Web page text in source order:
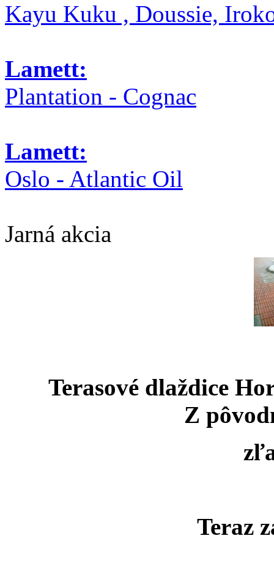
Kayu Kuku , Doussie,
Lamett:
Plantation - Cognac
Lamett:
Oslo - Atlantic Oil
Jarná akcia
Terasové dlaždice
Z
Teraz